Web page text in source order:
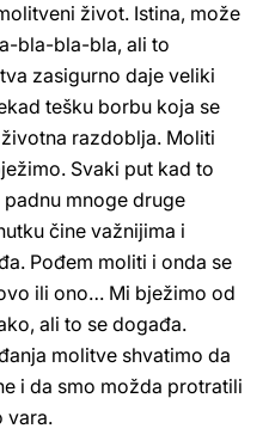
život. Istina, može
bla-bla-bla, ali to
zasigurno daje veliki
tešku borbu koja se
razdoblja. Moliti
Svaki put kad to
mnoge druge
čine važnijima i
Pođem moliti i onda se
ili ono… Mi bježimo od
ali to se događa.
molitve shvatimo da
i da smo možda protratili
vara.